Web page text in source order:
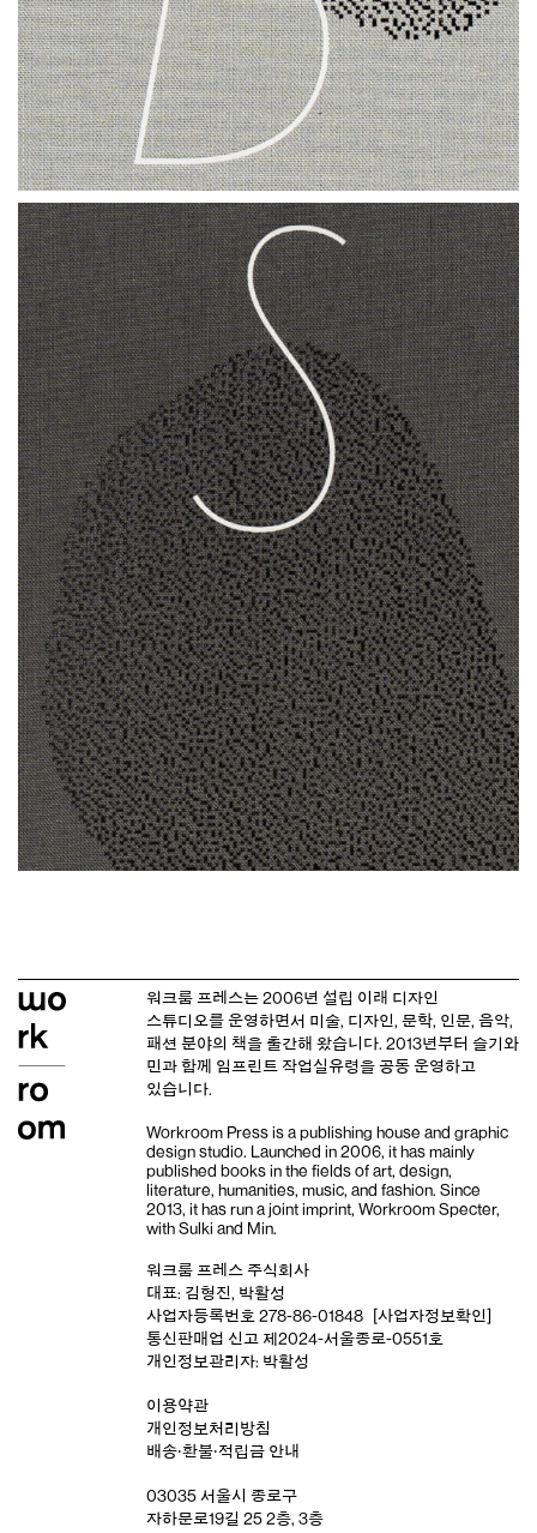
워크룸 프레스는 2006년 설립 이래 디자인
스튜디오를 운영하면서 미술, 디자인, 문학, 인문, 음악,
패션 분야의 책을 출간해 왔습니다. 2013년부터 슬기와
민과 함께 임프린트 작업실유령을 공동 운영하고
있습니다.
Workroom Press is a publishing house and graphic
design studio. Launched in 2006, it has mainly
published books in the fields of art, design,
literature, humanities, music, and fashion. Since
2013, it has run a joint imprint, Workroom Specter,
with Sulki and Min.
워크룸 프레스 주식회사
대표: 김형진, 박활성
사업자등록번호 278-86-01848
[사업자정보확인]
통신판매업 신고 제2024-서울종로-0551호
개인정보관리자: 박활성
이용약관
개인정보처리방침
배송‧환불‧적립금 안내
03035 서울시 종로구
자하문로19길 25 2층, 3층